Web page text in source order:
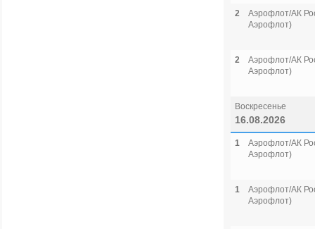
2
Аэрофлот/АК
Аэрофлот)
2
Аэрофлот/АК
Аэрофлот)
Воскресенье
16.08.2026
1
Аэрофлот/АК
Аэрофлот)
1
Аэрофлот/АК
Аэрофлот)